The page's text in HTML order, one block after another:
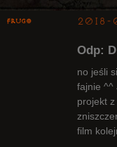
Frugo 2018-
Odp:
no jeśli
fajnie ^^
projekt
film